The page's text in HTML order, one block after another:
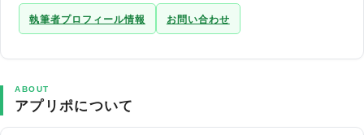
執筆者プロフィール情報 お問い合わせ
ABOUT
アプリポについて